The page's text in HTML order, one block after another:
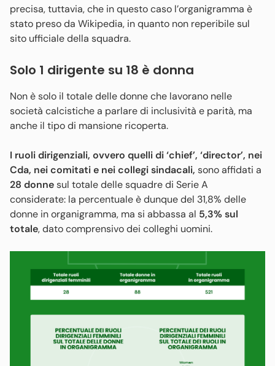
precisa, tuttavia, che in questo caso l’organigramma è
stato preso da Wikipedia, in quanto non reperibile sul
sito ufficiale della squadra.
Solo 1 dirigente su 18 è donna
Non è solo il totale delle donne che lavorano nelle
società calcistiche a parlare di inclusività e parità, ma
anche il tipo di mansione ricoperta.
I ruoli dirigenziali, ovvero quelli di ‘chief’, ‘director’, nei
Cda, nei comitati e nei collegi sindacali, sono affidati a
28 donnesul totale delle squadre di Serie A
considerate: la percentuale è dunque del 31,8% delle
donne in organigramma, ma si abbassa al 5,3% sul
totale, dato comprensivo dei colleghi uomini.